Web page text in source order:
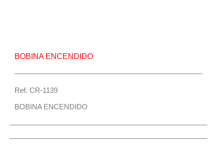
BOBINA ENCENDIDO
Ref. CR-1139
BOBINA ENCENDIDO